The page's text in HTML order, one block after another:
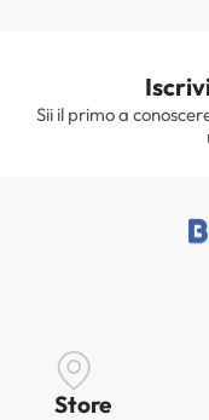
Sii il primo a
Store